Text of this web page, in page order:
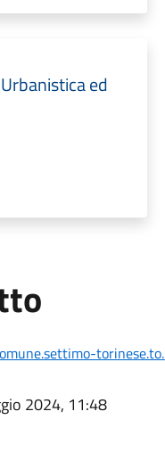
ed
2024, 11:48